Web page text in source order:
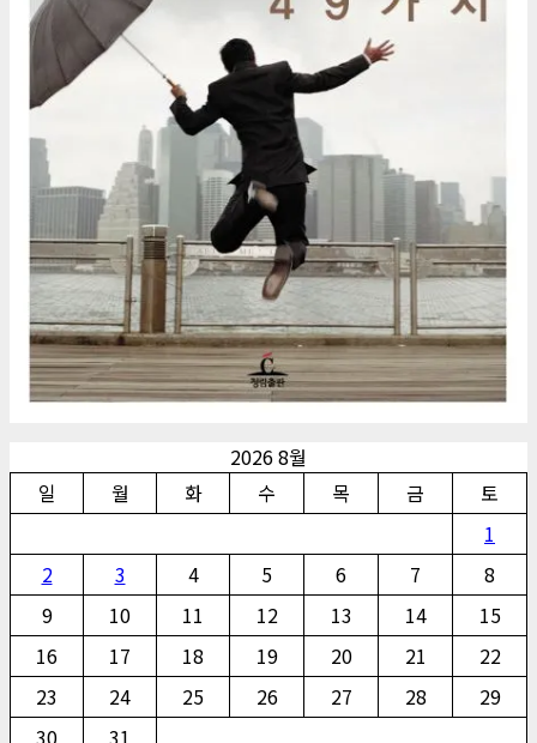
2026 8월
일
월 화 수 목 금
토
1
2
3 4 5 6 7
8
9
10 11 12 13 14
15
16
17 18 19 20 21
22
23
24 25 26 27 28
29
30
31